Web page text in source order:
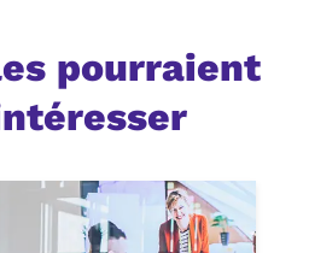
pourraient